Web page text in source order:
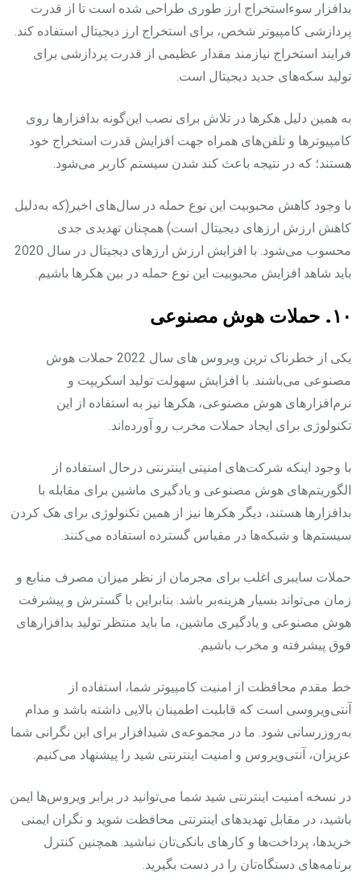
بدافزار سوءاستخراج ارز طوری طراحی شده است تا از قدرت
پردازشی کامپیوتر شخص، برای استخراج ارز دیجیتال استفاده کند.
فرایند استخراج نیازمند مقدار عظیمی از قدرت پردازشی برای
تولید سکه‌های جدید دیجیتال است.
به همین دلیل هکرها در تلاش برای نصب این‌گونه بدافزارها روی
کامپیوترها و تلفن‌های همراه جهت افزایش قدرت استخراج خود
هستند؛ که در نتیجه باعث کند شدن سیستم کاربر می‌شود.‌
با وجود کاهش محبوبیت این نوع حمله در سال‌های اخیر(که به‌دلیل
کاهش ارزش ارزهای دیجیتال است) همچنان تهدیدی جدی
محسوب می‌شود. با افزایش ارزش ارزهای دیجیتال در سال 2020
باید شاهد افزایش محبوبیت این نوع حمله در بین هکرها باشیم.‌
۱۰. حملات هوش مصنوعی‌
یکی از خطرناک ترین ویروس های سال 2022 حملات هوش
مصنوعی می‌باشند. با افزایش سهولت تولید اسکریپت و
نرم‌افزارهای هوش مصنوعی، هکرها نیز به استفاده از این
تکنولوژی برای ایجاد حملات مخرب رو آورده‌اند.
با وجود اینکه شرکت‌های امنیتی اینترنتی درحال استفاده از
الگوریتم‌های هوش مصنوعی و یادگیری ماشین برای مقابله با
بدافزارها هستند، دیگر هکرها نیز از همین تکنولوژی برای هک کردن
سیستم‌ها و شبکه‌ها در مقیاس گسترده استفاده می‌کنند.
حملات سایبری اغلب برای مجرمان از نظر میزان مصرف منابع و
زمان می‌تواند بسیار هزینه‌بر باشد. بنابراین با گسترش و پیشرفت
هوش مصنوعی و یادگیری ماشین، ما باید منتظر تولید بدافزارهای
فوق پیشرفته و مخرب باشیم.‌
خط مقدم محافظت از امنیت کامپیوتر شما، استفاده از
آنتی‌ویروسی است که قابلیت اطمینان بالایی داشته باشد و مدام
به‌روزرسانی شود. ما در مجموعه‌ی شیدافزار برای این نگرانی شما
عزیزان، آنتی‌ویروس و امنیت اینترنتی شید را پیشنهاد می‌کنیم.
در نسخه امنیت اینترنتی شید شما می‌توانید در برابر ویروس‌ها ایمن
باشید، در مقابل تهدیدهای اینترنتی محافظت شوید و نگران ایمنی
خریدها، پرداخت‌ها و کارهای بانکی‌تان نباشید. همچنین کنترل
برنامه‌های دستگاه‌تان را در دست بگیرید.